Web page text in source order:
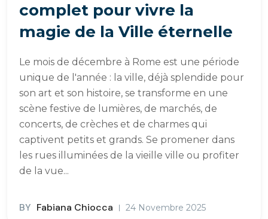
complet pour vivre la
magie de la Ville éternelle
Le mois de décembre à Rome est une période
unique de l'année : la ville, déjà splendide pour
son art et son histoire, se transforme en une
scène festive de lumières, de marchés, de
concerts, de crèches et de charmes qui
captivent petits et grands. Se promener dans
les rues illuminées de la vieille ville ou profiter
de la vue...
BY Fabiana Chiocca 24 Novembre 2025